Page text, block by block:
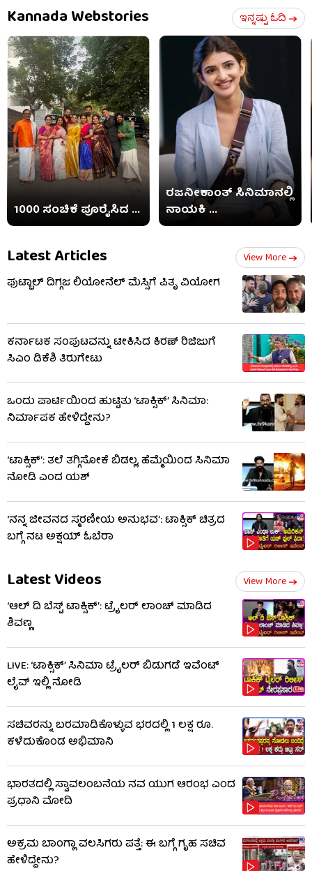
Kannada Webstories ಇನ್ನಷ್ಟು ಓದಿ
1000 ಸಂಚಿಕೆ ಪೂರೈಸಿದ ...
ರಜನೀಕಾಂತ್ ಸಿನಿಮಾನಲ್ಲಿ
ನಾಯಕಿ ...
Latest Articles View More
ಫುಟ್ಬಾಲ್ ದಿಗ್ಗಜ ಲಿಯೋನೆಲ್ ಮೆಸ್ಸಿಗೆ ಪಿತೃ ವಿಯೋಗ
ಕರ್ನಾಟಕ ಸಂಪುಟವನ್ನು ಟೀಕಿಸಿದ ಕಿರಣ್ ರಿಜಿಜುಗೆ
ಸಿಎಂ ಡಿಕೆಶಿ ತಿರುಗೇಟು
ಒಂದು ಪಾರ್ಟಿಯಿಂದ ಹುಟ್ಟಿತು ‘ಟಾಕ್ಸಿಕ್’ ಸಿನಿಮಾ:
ನಿರ್ಮಾಪಕ ಹೇಳಿದ್ದೇನು?
‘ಟಾಕ್ಸಿಕ್’: ತಲೆ ತಗ್ಗಿಸೋಕೆ ಬಿಡಲ್ಲ, ಹೆಮ್ಮೆಯಿಂದ ಸಿನಿಮಾ
ನೋಡಿ ಎಂದ ಯಶ್
‘ನನ್ನ ಜೀವನದ ಸ್ಮರಣೀಯ ಅನುಭವ’: ಟಾಕ್ಸಿಕ್ ಚಿತ್ರದ
ಬಗ್ಗೆ ನಟ ಅಕ್ಷಯ್ ಓಬೆರಾ
Latest Videos View More
‘ಆಲ್​ ದಿ ಬೆಸ್ಟ್​ ಟಾಕ್ಸಿಕ್’: ಟ್ರೈಲರ್​ ಲಾಂಚ್ ಮಾಡಿದ
ಶಿವಣ್ಣ
LIVE: ‘ಟಾಕ್ಸಿಕ್’ ಸಿನಿಮಾ ಟ್ರೈಲರ್ ಬಿಡುಗಡೆ ಇವೆಂಟ್
ಲೈವ್ ಇಲ್ಲಿ ನೋಡಿ
ಸಚಿವರನ್ನು ಬರಮಾಡಿಕೊಳ್ಳುವ ಭರದಲ್ಲಿ 1 ಲಕ್ಷ ರೂ.
ಕಳೆದುಕೊಂಡ ಅಭಿಮಾನಿ
ಭಾರತದಲ್ಲಿ ಸ್ವಾವಲಂಬನೆಯ ನವ ಯುಗ ಆರಂಭ ಎಂದ
ಪ್ರಧಾನಿ ಮೋದಿ
ಅಕ್ರಮ ಬಾಂಗ್ಲಾ ವಲಸಿಗರು ಪತ್ತೆ: ಈ ಬಗ್ಗೆ ಗೃಹ ಸಚಿವ
ಹೇಳಿದ್ದೇನು?